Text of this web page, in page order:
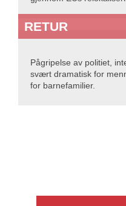
RETUR
Pågripelse av politiet,
svært dramatisk for
for barnefamilier.